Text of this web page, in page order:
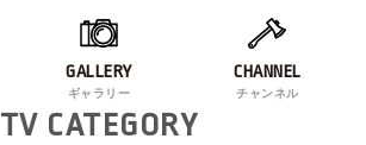
GALLERY
ギャラリー
CHANNEL
チャンネル
TV CATEGORY